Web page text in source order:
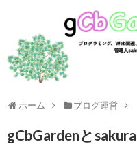
gCbGarden
ホーム ブログ運営
gCbGardenと
ライフスタイル
ガジェット
ライフハック
資産運用